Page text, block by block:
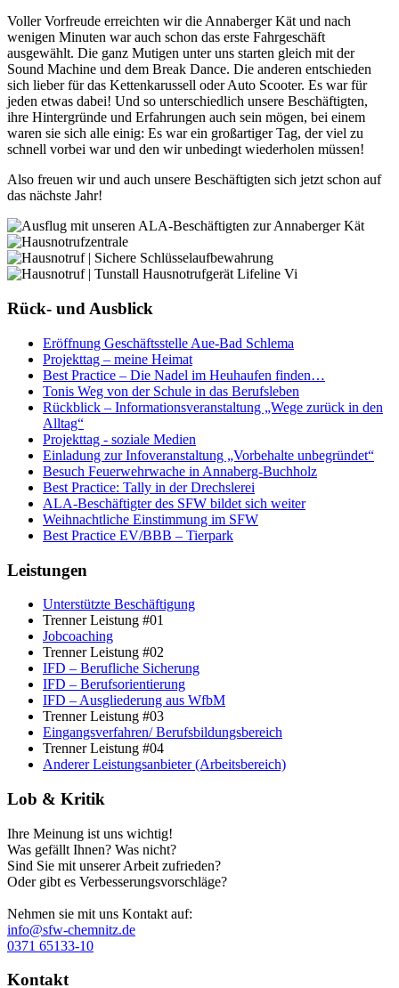
Voller Vorfreude erreichten wir die Annaberger Kät und nach
wenigen Minuten war auch schon das erste Fahrgeschäft
ausgewählt. Die ganz Mutigen unter uns starten gleich mit der
Sound Machine und dem Break Dance. Die anderen entschieden
sich lieber für das Kettenkarussell oder Auto Scooter. Es war für
jeden etwas dabei! Und so unterschiedlich unsere Beschäftigten,
ihre Hintergründe und Erfahrungen auch sein mögen, bei einem
waren sie sich alle einig: Es war ein großartiger Tag, der viel zu
schnell vorbei war und den wir unbedingt wiederholen müssen!
Also freuen wir und auch unsere Beschäftigten sich jetzt schon auf
das nächste Jahr!
Rück- und Ausblick
Eröffnung Geschäftsstelle Aue-Bad Schlema
Projekttag – meine Heimat
Best Practice – Die Nadel im Heuhaufen finden…
Tonis Weg von der Schule in das Berufsleben
Rückblick – Informationsveranstaltung „Wege zurück in den
Alltag“
Projekttag - soziale Medien
Einladung zur Infoveranstaltung „Vorbehalte unbegründet“
Besuch Feuerwehrwache in Annaberg-Buchholz
Best Practice: Tally in der Drechslerei
ALA-Beschäftigter des SFW bildet sich weiter
Weihnachtliche Einstimmung im SFW
Best Practice EV/BBB – Tierpark
Leistungen
Unterstützte Beschäftigung
Trenner Leistung #01
Jobcoaching
Trenner Leistung #02
IFD – Berufliche Sicherung
IFD – Berufsorientierung
IFD – Ausgliederung aus WfbM
Trenner Leistung #03
Eingangsverfahren/ Berufsbildungsbereich
Trenner Leistung #04
Anderer Leistungsanbieter (Arbeitsbereich)
Lob & Kritik
Ihre Meinung ist uns wichtig!
Was gefällt Ihnen? Was nicht?
Sind Sie mit unserer Arbeit zufrieden?
Oder gibt es Verbesserungsvorschläge?
Nehmen sie mit uns Kontakt auf:
info@sfw-chemnitz.de
0371 65133-10
Kontakt